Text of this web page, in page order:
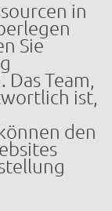
in
Sie
Team,
ist,
den